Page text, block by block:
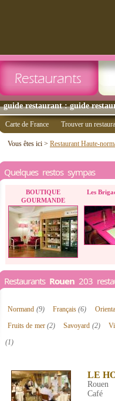
guide restaurant : guide
Carte de France Trouver un
Vous êtes ici > Restaurant Haute-
Quelques restos sympas
BOUTIQUE
GOURMANDE
Les
Restaurants Rouen 203
Normand (9) Français(6)
Fruits de mer(2) Savoyard (2)
(1)
LE
Rouen
Café